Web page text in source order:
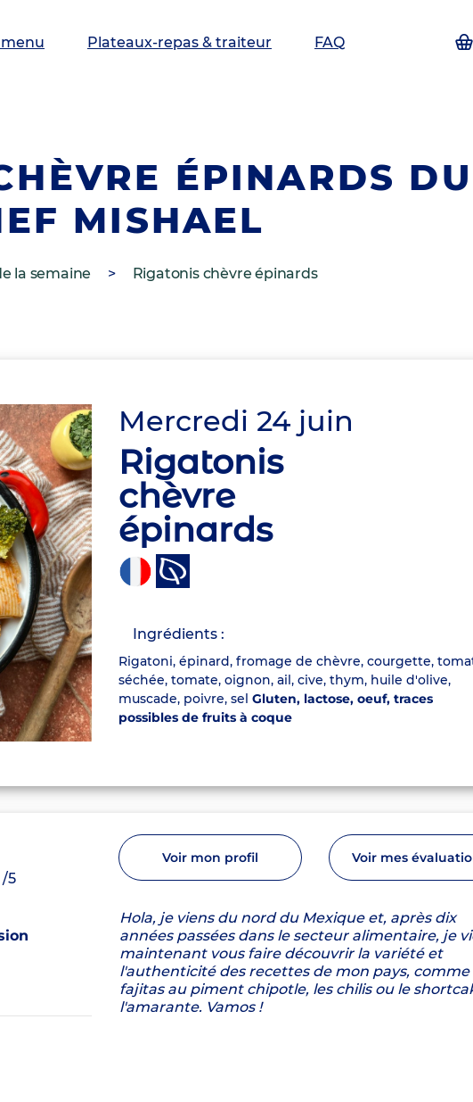
Plateaux-repas & traiteur FAQ
ÉPINARDS DU
MISHAEL
la semaine > Rigatonis chèvre épinards
Mercredi 24 juin
Rigatonis
chèvre
épinards
Ingrédients :
Rigatoni, épinard, fromage de chèvre, courgette,
séchée, tomate, oignon, ail, cive, thym, huile d'olive,
muscade, poivre, sel Gluten, lactose, oeuf, traces
possibles de fruits à coque
/5
Voir mon profil Voir mes
Hola, je viens du nord du Mexique et, après dix
années passées dans le secteur alimentaire, je
maintenant vous faire découvrir la variété et
l'authenticité des recettes de mon pays, comme
fajitas au piment chipotle, les chilis ou le
l'amarante. Vamos !